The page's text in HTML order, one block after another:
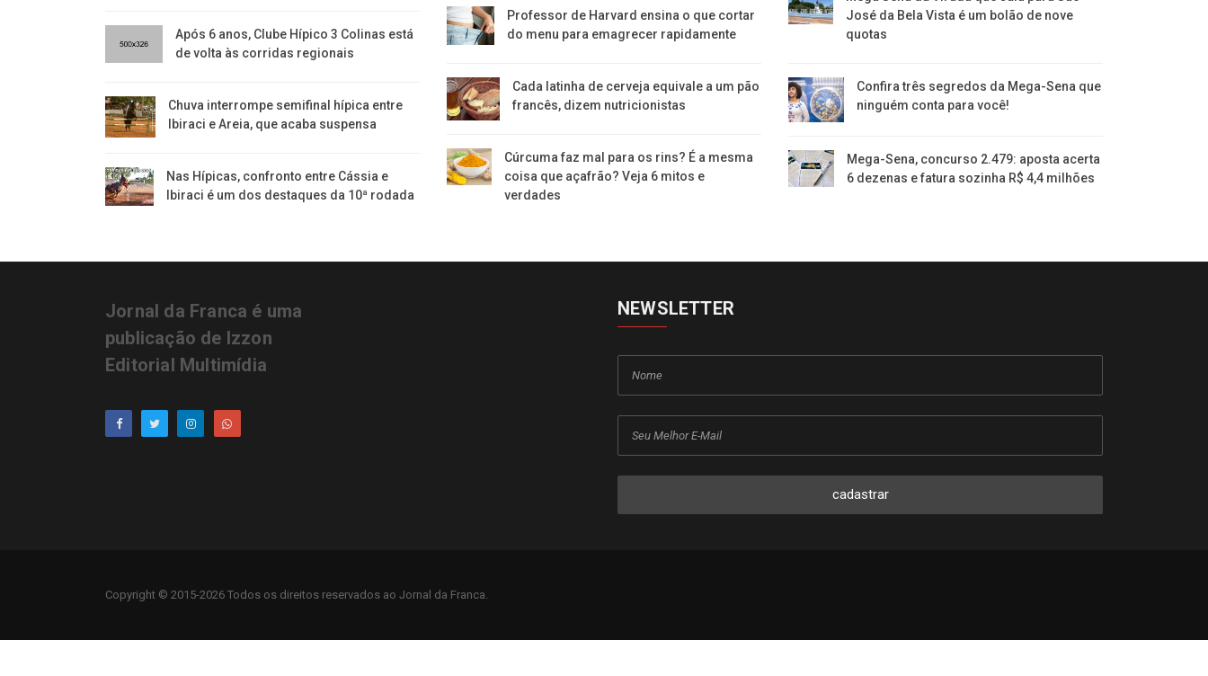
Após 6 anos, Clube Hípico 3 Colinas está
de volta às corridas regionais
​Chuva interrompe semifinal hípica entre
Ibiraci e Areia, que acaba suspensa
Nas Hípicas, confronto entre Cássia e
Ibiraci é um dos destaques da 10ª rodada
Professor de Harvard ensina o que cortar
do menu para emagrecer rapidamente
Cada latinha de cerveja equivale a um pão
francês, dizem nutricionistas
Cúrcuma faz mal para os rins? É a mesma
coisa que açafrão? Veja 6 mitos e
verdades
José da Bela Vista é um bolão de nove
quotas
Confira três segredos da Mega-Sena que
ninguém conta para você!
Mega-Sena, concurso 2.479: aposta acerta
6 dezenas e fatura sozinha R$ 4,4 milhões
Jornal da Franca é uma
publicação de Izzon
Editorial Multimídia
NEWSLETTER
cadastrar
Copyright © 2015-2026 Todos os direitos reservados ao Jornal da Franca.